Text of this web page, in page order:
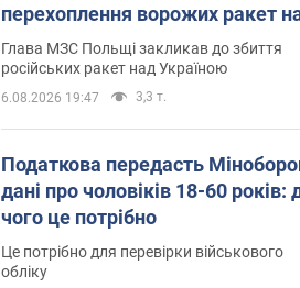
перехоплення ворожих ракет
Україною
Глава МЗС Польщі закликав до збиття
російських ракет над Україною
6.08.2026 19:47 3,3 т.
Податкова передасть
дані про чоловіків 18-60 років:
чого це потрібно
Це потрібно для перевірки військового
обліку